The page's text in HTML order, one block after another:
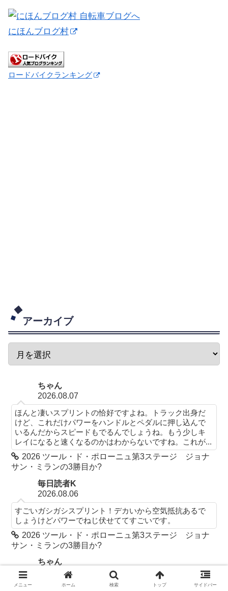
にほんブログ村
ロードバイクランキング
アーカイブ
ちゃん
2026.08.07
ほんと凄いスプリントの恰好ですよね。トラック出身だ
けど、これだけパワーをハンドルとペダルに押し込んで
いるんだからスピードもでるんでしょうね。もう少しキ
レイになると速くなるのかはわからないですね。これが...
2026 ツール・ド・ポローニュ第3ステージ ジョナ
サン・ミランの3勝目か?
毎日読者K
2026.08.06
すごいガシガシスプリント！デカいから空気抵抗あるで
しょうけどパワーでねじ伏せててすごいです。
2026 ツール・ド・ポローニュ第3ステージ ジョナ
サン・ミランの3勝目か?
ちゃん
2026.08.05
そうですね。ブエルタにはジョナサン・ミランが向かう
メニュー ホーム 検索 トップ サイドバー